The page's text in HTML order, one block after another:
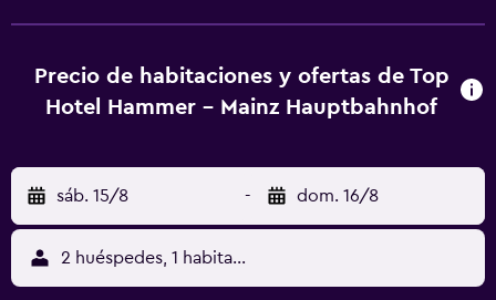
Los huéspedes pueden navegar por la web gracias a
nuestro acceso a Internet wifi gratis. Los servicios para las
opacas. Se ofrece servicio de limpieza todos los días y es
posible solicitar juegos de cama hipoalergénicos. Los
servicios de ocio y esparcimiento en este hotel incluyen
sauna.
Precio de habitaciones y ofertas de Top
Hotel Hammer - Mainz Hauptbahnhof
sáb. 15/8 - dom. 16/8
2 huéspedes, 1 habitación